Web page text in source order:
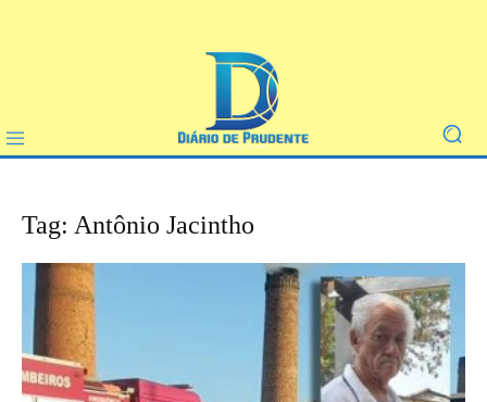
Tag: Antônio Jacintho